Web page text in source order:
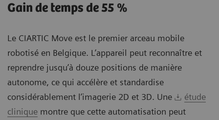
Gain de temps de 55 %
Le CIARTIC Move est le premier arceau mobile
robotisé en Belgique. L’appareil peut reconnaître et
reprendre jusqu’à douze positions de manière
autonome, ce qui accélère et standardise
considérablement l’imagerie 2D et 3D. Une
étude
clinique montre que cette automatisation peut